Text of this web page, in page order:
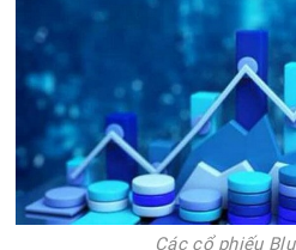
Các cổ phiếu